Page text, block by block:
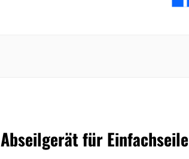
Abseilgerät für Einfachseile